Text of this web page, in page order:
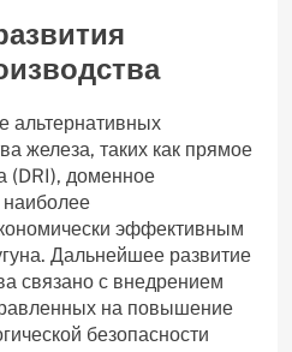
альтернативных
железа‚ таких как прямое
(DRI)‚ доменное
наиболее
эффективным
Дальнейшее развитие
связано с внедрением
на повышение
безопасности